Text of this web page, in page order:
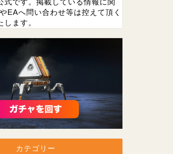
EAへ問い合わせ等は控えて頂く
します。
カテゴリー